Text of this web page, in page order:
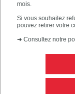
mois.
Si vous souhaitez
pouvez retirer votre
➜ Consultez notre
SUIVEZ-NOUS